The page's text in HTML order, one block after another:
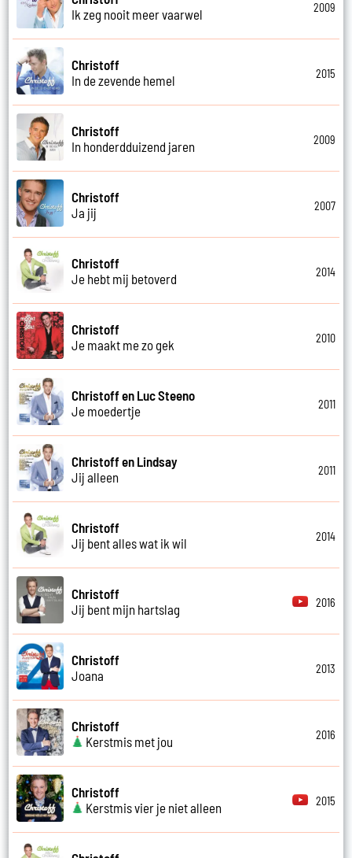
Ik zeg nooit meer vaarwel
2009
Christoff
In de zevende hemel
2015
Christoff
In honderdduizend jaren
2009
Christoff
Ja jij
2007
Christoff
Je hebt mij betoverd
2014
Christoff
Je maakt me zo gek
2010
Christoff en Luc Steeno
Je moedertje
2011
Christoff en Lindsay
Jij alleen
2011
Christoff
Jij bent alles wat ik wil
2014
Christoff
Jij bent mijn hartslag
2016
Christoff
Joana
2013
Christoff
Kerstmis met jou
2016
Christoff
Kerstmis vier je niet alleen
2015